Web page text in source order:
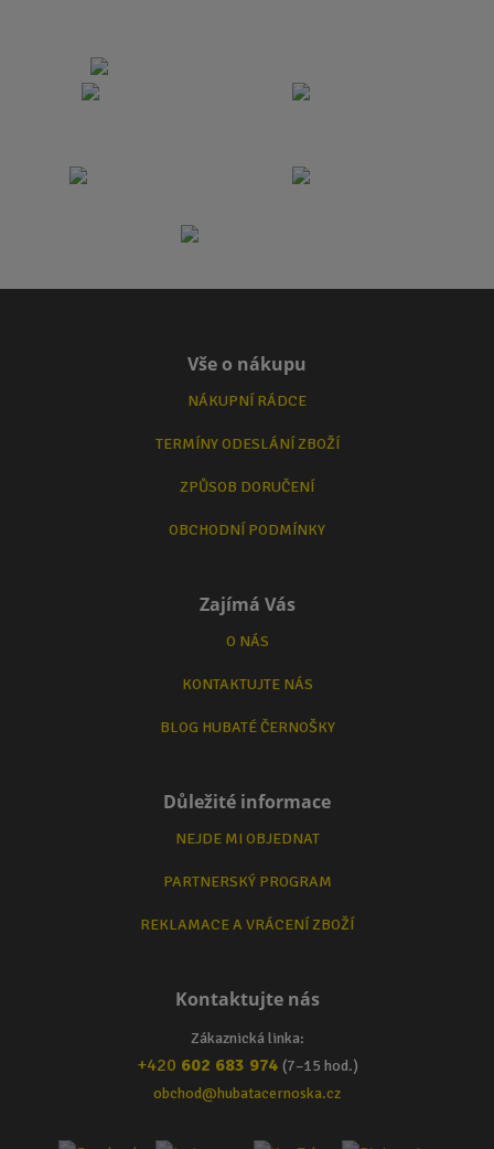
Vše o nákupu
NÁKUPNÍ RÁDCE
TERMÍNY ODESLÁNÍ ZBOŽÍ
ZPŮSOB DORUČENÍ
OBCHODNÍ PODMÍNKY
Zajímá Vás
O NÁS
KONTAKTUJTE NÁS
BLOG HUBATÉ ČERNOŠKY
Důležité informace
NEJDE MI OBJEDNAT
PARTNERSKÝ PROGRAM
REKLAMACE A VRÁCENÍ ZBOŽÍ
Kontaktujte nás
Zákaznická linka:
+420 602 683 974 (7–15 hod.)
obchod@hubatacernoska.cz